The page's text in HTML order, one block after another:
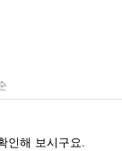
인해 보시구요.